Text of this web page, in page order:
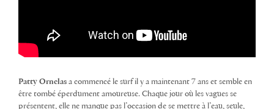
Patty Ornelas a commencé le surf il y a maintenant 7 ans et semble en
être tombé éperdument amoureuse. Chaque jour où les vagues se
présentent, elle ne manque pas l’occasion de se mettre à l’eau, seule,